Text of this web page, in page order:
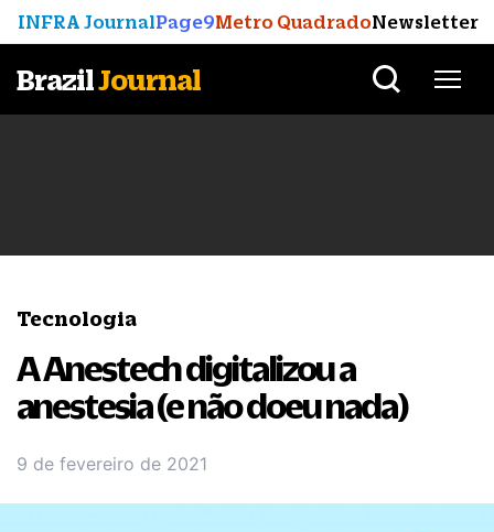
INFRA JournalPage9Metro QuadradoNewsletter
BrazilJournal
Tecnologia
A Anestech digitalizou a
anestesia (e não doeu nada)
9 de fevereiro de 2021